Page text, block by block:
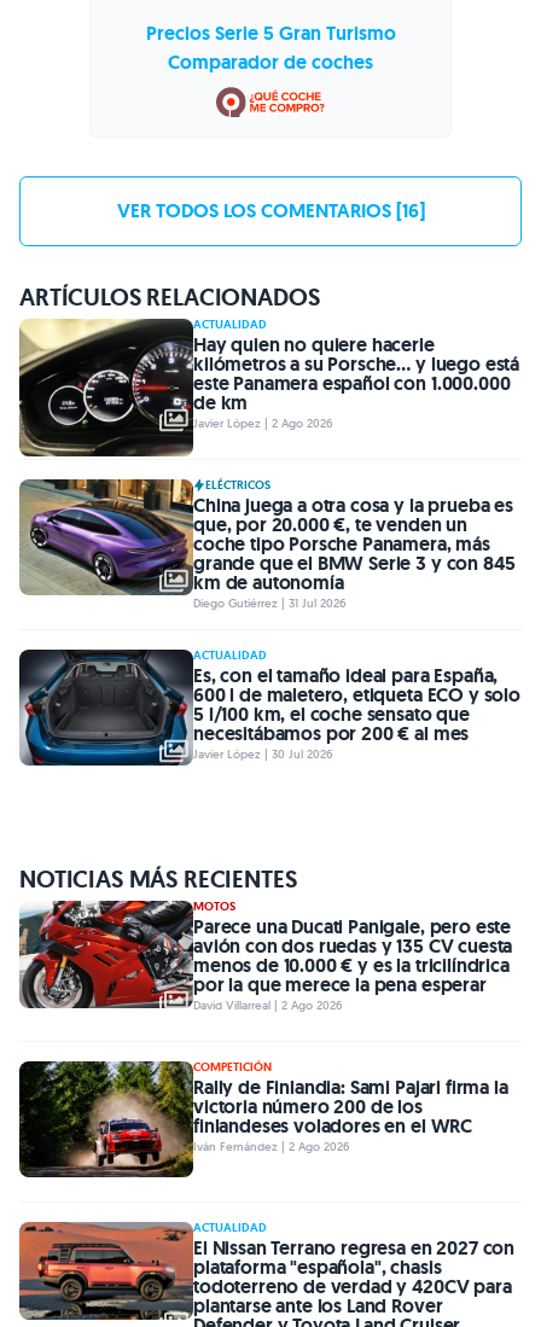
Precios Serie 5 Gran Turismo
Comparador de coches
VER TODOS LOS COMENTARIOS [16]
ARTÍCULOS RELACIONADOS
ACTUALIDAD
Hay quien no quiere hacerle
kilómetros a su Porsche… y luego está
este Panamera español con 1.000.000
de km
Javier López | 2 Ago 2026
ELÉCTRICOS
China juega a otra cosa y la prueba es
que, por 20.000 €, te venden un
coche tipo Porsche Panamera, más
grande que el BMW Serie 3 y con 845
km de autonomía
Diego Gutiérrez | 31 Jul 2026
ACTUALIDAD
Es, con el tamaño ideal para España,
600 l de maletero, etiqueta ECO y solo
5 l/100 km, el coche sensato que
necesitábamos por 200 € al mes
Javier López | 30 Jul 2026
NOTICIAS MÁS RECIENTES
MOTOS
Parece una Ducati Panigale, pero este
avión con dos ruedas y 135 CV cuesta
menos de 10.000 € y es la tricilíndrica
por la que merece la pena esperar
David Villarreal | 2 Ago 2026
COMPETICIÓN
Rally de Finlandia: Sami Pajari firma la
victoria número 200 de los
finlandeses voladores en el WRC
Iván Fernández | 2 Ago 2026
ACTUALIDAD
El Nissan Terrano regresa en 2027 con
plataforma "española", chasis
todoterreno de verdad y 420CV para
plantarse ante los Land Rover